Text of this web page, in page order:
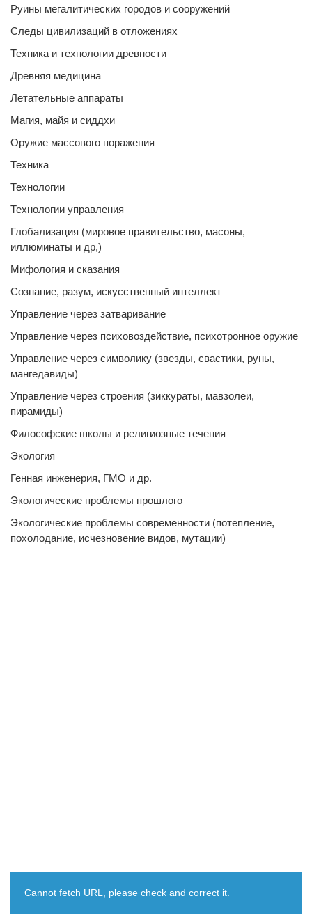
Руины мегалитических городов и сооружений
Следы цивилизаций в отложениях
Техника и технологии древности
Древняя медицина
Летательные аппараты
Магия, майя и сиддхи
Оружие массового поражения
Техника
Технологии
Технологии управления
Глобализация (мировое правительство, масоны,
иллюминаты и др,)
Мифология и сказания
Сознание, разум, искусственный интеллект
Управление через затваривание
Управление через психовоздействие, психотронное оружие
Управление через символику (звезды, свастики, руны,
мангедавиды)
Управление через строения (зиккураты, мавзолеи,
пирамиды)
Философские школы и религиозные течения
Экология
Генная инженерия, ГМО и др.
Экологические проблемы прошлого
Экологические проблемы современности (потепление,
похолодание, исчезновение видов, мутации)
Cannot fetch URL, please check and correct it.